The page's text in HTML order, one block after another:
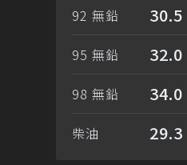
92 無鉛 30.5
95 無鉛 32.0
98 無鉛 34.0
柴油 29.3